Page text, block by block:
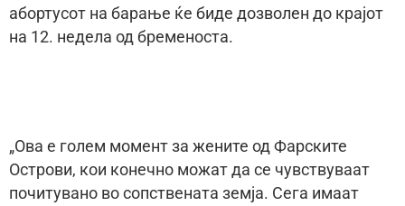
абортусот на барање ќе биде дозволен до крајот
на 12. недела од бременоста.
„Ова е голем момент за жените од Фарските
Острови, кои конечно можат да се чувствуваат
почитувано во сопствената земја. Сега имаат